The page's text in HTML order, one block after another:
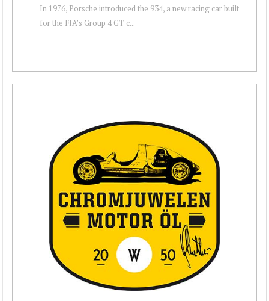
In 1976, Porsche introduced the 934, a new racing car built
for the FIA’s Group 4 GT c...